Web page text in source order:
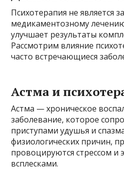
Психотерапия не является
медикаментозному
улучшает результаты
Рассмотрим влияние
часто встречающиеся
Астма и
Астма — хроническое
заболевание, которое
приступами удушья и
физиологических причин,
провоцируются стрессом
всплесками.